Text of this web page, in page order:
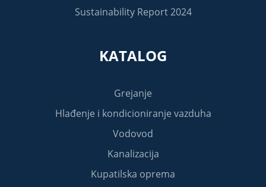
Sustainability Report 2024
KATALOG
Grejanje
Hlađenje i kondicioniranje vazduha
Vodovod
Kanalizacija
Kupatilska oprema